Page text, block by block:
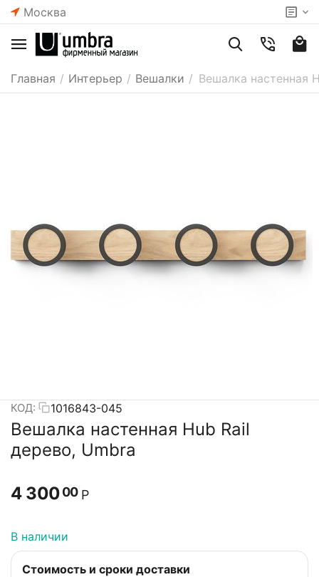
Москва
Главная / Интерьер / Вешалки / Вешалка настенная
КОД: 1016843-045
Вешалка настенная Hub Rail
дерево, Umbra
4 30000 Р
В наличии
Стоимость и сроки доставки